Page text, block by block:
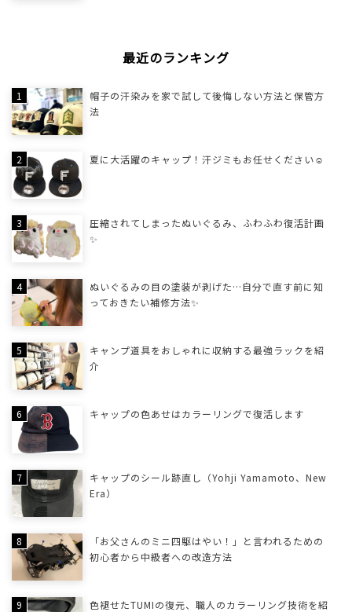
最近のランキング
帽子の汗染みを家で試して後悔しない方法と保管方
法
夏に大活躍のキャップ！汗ジミもお任せください☺
圧縮されてしまったぬいぐるみ、ふわふわ復活計画
✨
ぬいぐるみの目の塗装が剥げた…自分で直す前に知
っておきたい補修方法✨
キャンプ道具をおしゃれに収納する最強ラックを紹
介
キャップの色あせはカラーリングで復活します
キャップのシール跡直し（Yohji Yamamoto、New
Era）
「お父さんのミニ四駆はやい！」と言われるための
初心者から中級者への改造方法
色褪せたTUMIの復元、職人のカラーリング技術を紹